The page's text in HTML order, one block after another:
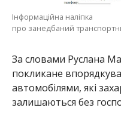
Інформаційна наліпка
про занедбаний
За словами Руслана
покликане
автомобілями, які
залишаються без